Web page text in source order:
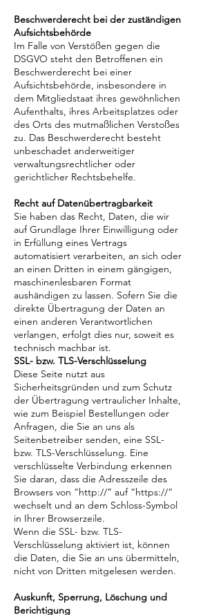
Beschwerderecht bei der zuständigen
Aufsichtsbehörde
Im Falle von Verstößen gegen die
DSGVO steht den Betroffenen ein
Beschwerderecht bei einer
Aufsichtsbehörde, insbesondere in
dem Mitgliedstaat ihres gewöhnlichen
Aufenthalts, ihres Arbeitsplatzes oder
des Orts des mutmaßlichen Verstoßes
zu. Das Beschwerderecht besteht
unbeschadet anderweitiger
verwaltungsrechtlicher oder
gerichtlicher Rechtsbehelfe.
Recht auf Datenübertragbarkeit
Sie haben das Recht, Daten, die wir
auf Grundlage Ihrer Einwilligung oder
in Erfüllung eines Vertrags
automatisiert verarbeiten, an sich oder
an einen Dritten in einem gängigen,
maschinenlesbaren Format
aushändigen zu lassen. Sofern Sie die
direkte Übertragung der Daten an
einen anderen Verantwortlichen
verlangen, erfolgt dies nur, soweit es
technisch machbar ist.
SSL- bzw. TLS-Verschlüsselung
Diese Seite nutzt aus
Sicherheitsgründen und zum Schutz
der Übertragung vertraulicher Inhalte,
wie zum Beispiel Bestellungen oder
Anfragen, die Sie an uns als
Seitenbetreiber senden, eine SSL-
bzw. TLS-Verschlüsselung. Eine
verschlüsselte Verbindung erkennen
Sie daran, dass die Adresszeile des
Browsers von “http://” auf “https://”
wechselt und an dem Schloss-Symbol
in Ihrer Browserzeile.
Wenn die SSL- bzw. TLS-
Verschlüsselung aktiviert ist, können
die Daten, die Sie an uns übermitteln,
nicht von Dritten mitgelesen werden.
Auskunft, Sperrung, Löschung und
Berichtigung